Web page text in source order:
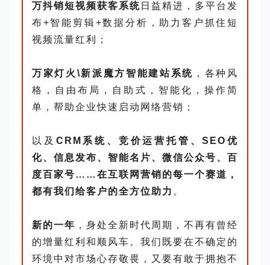
万抖销短视频获客系统 日益精进，多平台发
布+智能剪辑+数据分析，助力客户抓住短
视频流量红利；
万家灯火\新派魔方智能建站系统 ，各种风
格，自由布局， 自助式，智能化， 操作简
单，帮助企业快速启动网络营销；
以及 CRM系统、竞价运营托管、SEO优
化、信息发布、智能名片、微信公众号、百
度百家号……在互联网营销的每一个赛道，
都有我们给客户的全方位助力 。
新的一年 ，身处全新时代周期，不再有曾经
的增量红利和顺风车。我们既要在不确定的
环境中对市场心存敬畏，又要有敢于拥抱不